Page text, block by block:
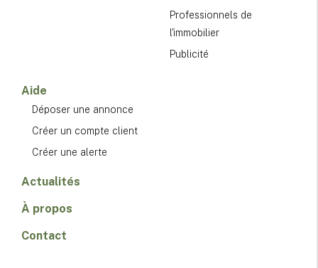
Professionnels de
l'immobilier
Publicité
Aide
Déposer une annonce
Créer un compte client
Créer une alerte
Actualités
À propos
Contact